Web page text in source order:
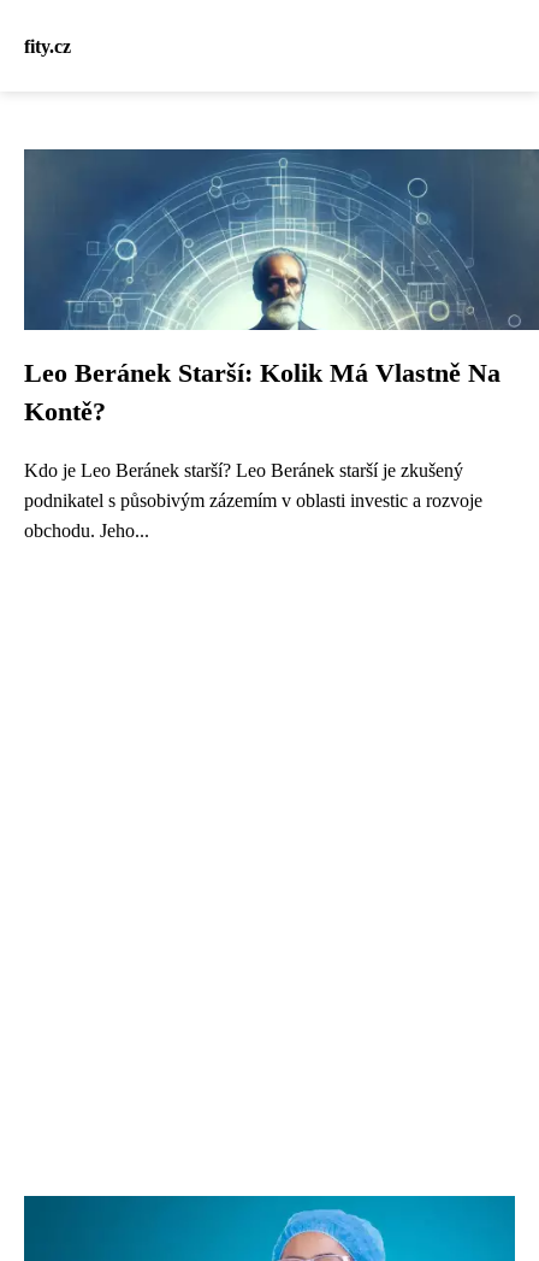
fity.cz
Leo Beránek Starší: Kolik Má Vlastně Na
Kontě?
Kdo je Leo Beránek starší? Leo Beránek starší je zkušený
podnikatel s působivým zázemím v oblasti investic a rozvoje
obchodu. Jeho...